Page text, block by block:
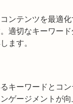
ンテンツを最適
適切なキーワー
ます。
キーワードとコ
ゲージメントが向